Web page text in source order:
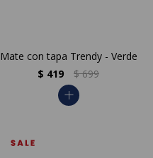
Mate con tapa Trendy - Verde
$ 419 $ 699
add